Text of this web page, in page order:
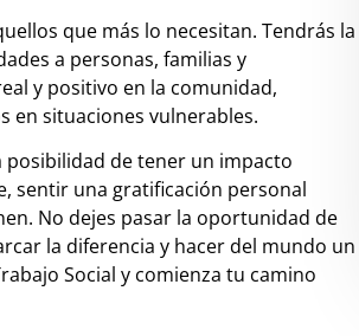
que más lo necesitan. Tendrás la
a personas, familias y
y positivo en la comunidad,
en situaciones vulnerables.
de tener un impacto
sentir una gratificación personal
No dejes pasar la oportunidad de
la diferencia y hacer del mundo un
Social y comienza tu camino